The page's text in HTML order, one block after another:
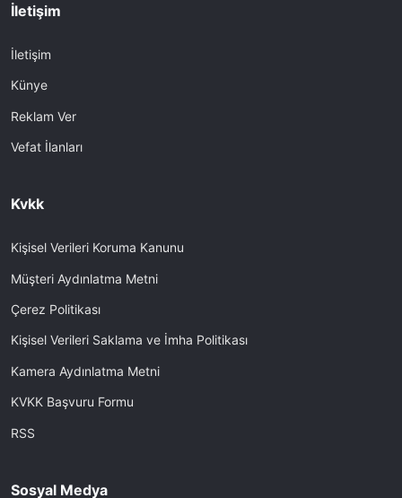
İletişim
İletişim
Künye
Reklam Ver
Vefat İlanları
Kvkk
Kişisel Verileri Koruma Kanunu
Müşteri Aydınlatma Metni
Çerez Politikası
Kişisel Verileri Saklama ve İmha Politikası
Kamera Aydınlatma Metni
KVKK Başvuru Formu
RSS
Sosyal Medya